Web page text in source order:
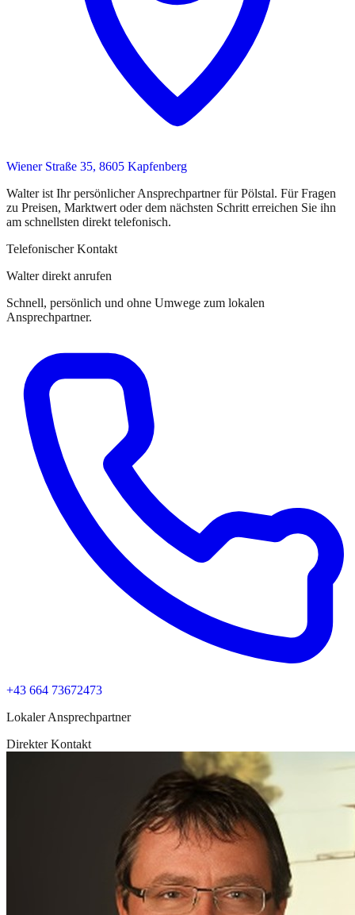
Wiener Straße 35, 8605 Kapfenberg
Walterist Ihr persönlicher Ansprechpartnerfür Pölstal. Für Fragen
zu Preisen, Marktwert oder dem nächsten Schritt erreichen Sie ihn
am schnellsten direkt telefonisch.
Telefonischer Kontakt
Walter direkt anrufen
Schnell, persönlich und ohne Umwege zum lokalen
Ansprechpartner.
+43 664 73672473
Lokaler Ansprechpartner
Direkter Kontakt